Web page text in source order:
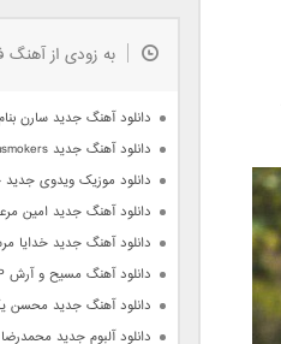
به زودی از آهنگ
دانلود آهنگ جدید سارن
دانلود آهنگ جدید The Chainsmokers و Emily Warren بنام Side Effects
دانلود موزیک ویدوی
دانلود آهنگ جدید امین
دانلود آهنگ جدید خدایا
دانلود آهنگ مسیح و آرش AP به نام خیلی دلم تنگه
دانلود آهنگ جدید محسن
دانلود آلبوم جدید